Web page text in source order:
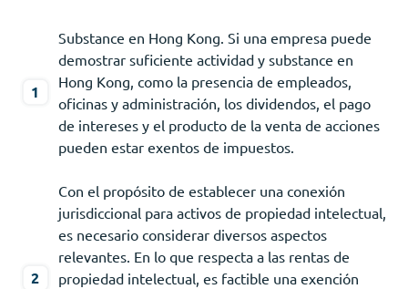
Substance en Hong Kong. Si una empresa puede
demostrar suficiente actividad y substance en
Hong Kong, como la presencia de empleados,
oficinas y administración, los dividendos, el pago
de intereses y el producto de la venta de acciones
pueden estar exentos de impuestos.
Con el propósito de establecer una conexión
jurisdiccional para activos de propiedad intelectual,
es necesario considerar diversos aspectos
relevantes. En lo que respecta a las rentas de
propiedad intelectual, es factible una exención